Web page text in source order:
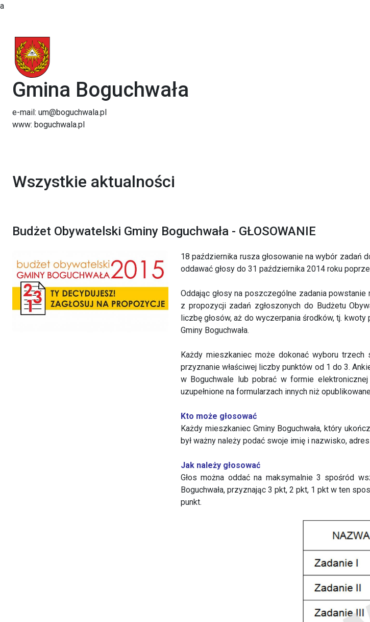
a
Gmina Boguchwała
e-mail: um@boguchwala.pl
www: boguchwala.pl
Wszystkie aktualności
Budżet Obywatelski Gminy Boguchwała - GŁOSOWANIE
18 października rusza głosowanie na wybór zadań
oddawać głosy do 31 października 2014 roku
Oddając głosy na poszczególne zadania
z propozycji zadań zgłoszonych do Budżetu
liczbę głosów, aż do wyczerpania środków, tj.
Gminy Boguchwała.
Każdy mieszkaniec może dokonać wyboru
przyznanie właściwej liczby punktów od 1 do 3.
w Boguchwale lub pobrać w formie
uzupełnione na formularzach innych niż
Kto może głosować
Każdy mieszkaniec Gminy Boguchwała, który
był ważny należy podać swoje imię i nazwisko,
Jak należy głosować
Głos można oddać na maksymalnie 3 spośród
Boguchwała, przyznając 3 pkt, 2 pkt, 1 pkt w ten
punkt.